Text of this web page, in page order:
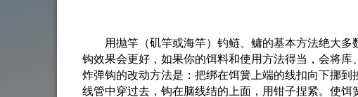
用抛竿（矶竿或海竿）钓鲢、鳙的基本方法绝大多
钩效果会更好，如果你的饵料和使用方法得当，会将库
炸弹钩的改动方法是：把绑在饵簧上端的线扣向下挪
线管中穿过去，钩在脑线结的上面，用钳子捏紧。使